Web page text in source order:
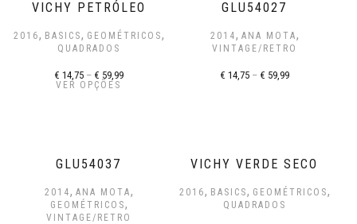
VICHY PETRÓLEO
2016, BASICS, GEOMÉTRICOS,
QUADRADOS
€ 14,75– € 59,99
VER OPÇÕES
GLU54027
2014, ANA MOTA,
VINTAGE/RETRO
€ 14,75– € 59,99
GLU54037
2014, ANA MOTA,
GEOMÉTRICOS,
VINTAGE/RETRO
VICHY VERDE SECO
2016, BASICS, GEOMÉTRICOS,
QUADRADOS